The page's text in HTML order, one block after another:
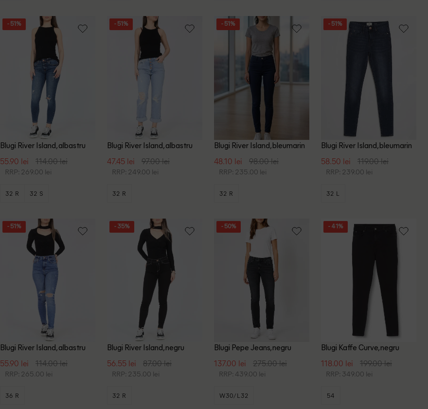
- 51%
Blugi River Island, albastru
55.90 lei 114.00 lei
RRP: 269.00 lei
32 R 32 S
- 51%
Blugi River Island, albastru
47.45 lei 97.00 lei
RRP: 249.00 lei
32 R
- 51%
Blugi River Island, bleumarin
48.10 lei 98.00 lei
RRP: 235.00 lei
32 R
- 51%
Blugi River Island, bleumarin
58.50 lei 119.00 lei
RRP: 239.00 lei
32 L
- 51%
Blugi River Island, albastru
55.90 lei 114.00 lei
RRP: 265.00 lei
36 R
- 35%
Blugi River Island, negru
56.55 lei 87.00 lei
RRP: 235.00 lei
32 R
- 50%
Blugi Pepe Jeans, negru
137.00 lei 275.00 lei
RRP: 439.00 lei
W30/L32
- 41%
Blugi Kaffe Curve, negru
118.00 lei 199.00 lei
RRP: 349.00 lei
54